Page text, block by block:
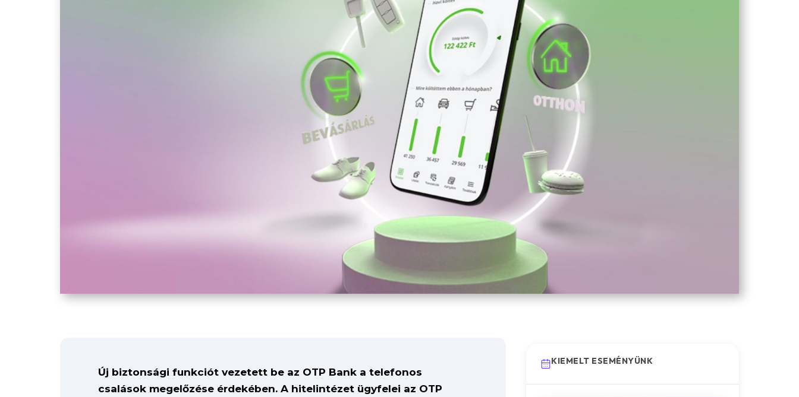
Új biztonsági funkciót vezetett be az OTP Bank a telefonos
csalások megelőzése érdekében. A hitelintézet ügyfelei az OTP
KIEMELT ESEMÉNYÜNK